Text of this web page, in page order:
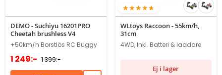
DEMO - Suchiyu 16201PRO
Cheetah brushless V4
+50km/h Borstlös RC Buggy
1 249:- 1 399:-
90%
WLtoys Raccoon - 55km/h,
31cm
4WD, Inkl. Batteri & laddare
Ej i lager